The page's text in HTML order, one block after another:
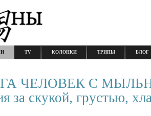
TV КОЛОНКИ ТРИПЫ БЛОГ
ЧЕЛОВЕК С
за скукой, грустью,